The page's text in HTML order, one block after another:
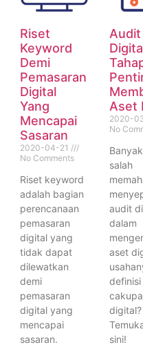
Riset
Keyword
Demi
Pemasaran
Digital
Yang
Mencapai
Sasaran
2020-04-21
No Comments
Riset keyword
adalah bagian
perencanaan
pemasaran
digital yang
tidak dapat
dilewatkan
demi
pemasaran
digital yang
mencapai
sasaran.
Audit
Aset
2020-
No
salah
audit
dalam
aset
definisi
digital?
sini!